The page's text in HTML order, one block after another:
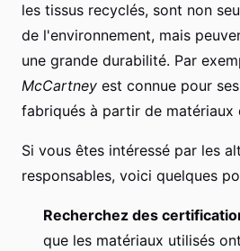
les tissus recyclés, sont non
de l'environnement, mais
une grande durabilité. Par
McCartney est connue pour
fabriqués à partir de matériaux
Si vous êtes intéressé par les
responsables, voici quelques
Recherchez des
que les matériaux utilisés